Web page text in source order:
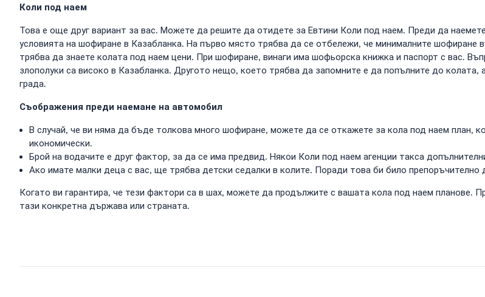
Коли под наем
Това е още друг вариант за вас. Можете да решите да отидете за Евтини Коли под наем. Преди да
условията на шофиране в Казабланка. На първо място трябва да се отбележи, че минималните шофиране
трябва да знаете колата под наем цени. При шофиране, винаги има шофьорска книжка и паспорт с вас.
злополуки са високо в Казабланка. Другото нещо, което трябва да запомните е да попълните до колата,
града.
Съображения преди наемане на автомобил
В случай, че ви няма да бъде толкова много шофиране, можете да се откажете за кола под наем план,
икономически.
Брой на водачите е друг фактор, за да се има предвид. Някои Коли под наем агенции такса
Ако имате малки деца с вас, ще трябва детски седалки в колите. Поради това би било
Когато ви гарантира, че тези фактори са в шах, можете да продължите с вашата кола под наем планове.
тази конкретна държава или страната.